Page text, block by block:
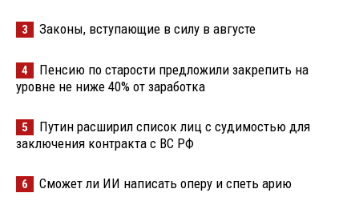
3 Законы, вступающие в силу в августе
4
Пенсию по старости предложили закрепить на
уровне не ниже 40% от заработка
5
Путин расширил список лиц с судимостью для
заключения контракта с ВС РФ
6 Сможет ли ИИ написать оперу и спеть арию